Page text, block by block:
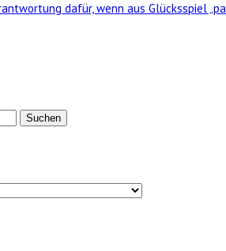
dafür, wenn aus Glücksspiel